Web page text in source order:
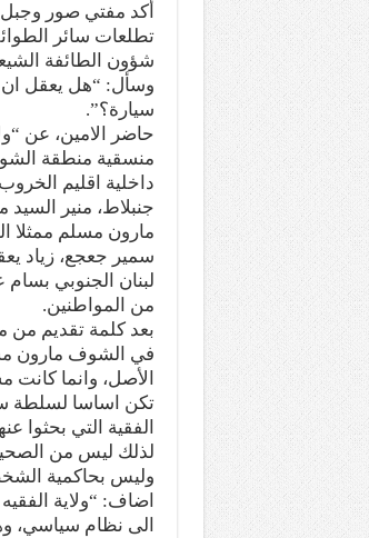
أكد مفتي صور وجبل
تطلعات سائر
شؤون الطائفة
سيارة؟”.
حاضر الامين، عن
منسقية منطقة
داخلية اقليم
جنبلاط، منير السيد
مارون مسلم ممثلا
سمير جعجع، زياد
لبنان الجنوبي
من المواطنين.
بعد كلمة تقديم من
في الشوف مارون
الأصل، وانما كانت
تكن اساسا لسلطة
الفقية التي بحثوا
لذلك ليس من الصحيح
وليس بحاكمية
اضاف: “ولاية
الى نظام سياسي،